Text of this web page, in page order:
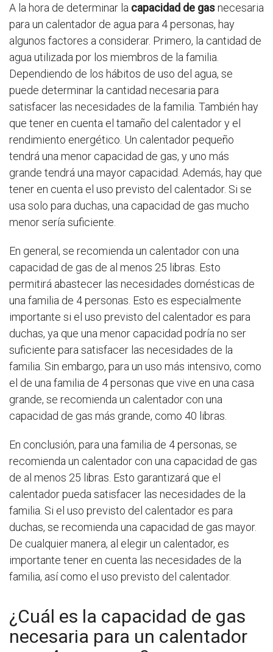
A la hora de determinar la capacidad de gasnecesaria
para un calentador de agua para 4 personas, hay
algunos factores a considerar. Primero, la cantidad de
agua utilizada por los miembros de la familia.
Dependiendo de los hábitos de uso del agua, se
puede determinar la cantidad necesaria para
satisfacer las necesidades de la familia. También hay
que tener en cuenta el tamaño del calentador y el
rendimiento energético. Un calentador pequeño
tendrá una menor capacidad de gas, y uno más
grande tendrá una mayor capacidad. Además, hay que
tener en cuenta el uso previsto del calentador. Si se
usa solo para duchas, una capacidad de gas mucho
menor sería suficiente.
En general, se recomienda un calentador con una
capacidad de gas de al menos 25 libras. Esto
permitirá abastecer las necesidades domésticas de
una familia de 4 personas. Esto es especialmente
importante si el uso previsto del calentador es para
duchas, ya que una menor capacidad podría no ser
suficiente para satisfacer las necesidades de la
familia. Sin embargo, para un uso más intensivo, como
el de una familia de 4 personas que vive en una casa
grande, se recomienda un calentador con una
capacidad de gas más grande, como 40 libras.
En conclusión, para una familia de 4 personas, se
recomienda un calentador con una capacidad de gas
de al menos 25 libras. Esto garantizará que el
calentador pueda satisfacer las necesidades de la
familia. Si el uso previsto del calentador es para
duchas, se recomienda una capacidad de gas mayor.
De cualquier manera, al elegir un calentador, es
importante tener en cuenta las necesidades de la
familia, así como el uso previsto del calentador.
¿Cuál es la capacidad de gas
necesaria para un calentador